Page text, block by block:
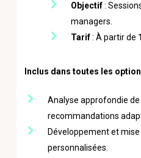
Objectif:
managers.
Tarif: À partir de
Inclus dans toutes les
Analyse approfondie
recommandations
Développement et
personnalisées.